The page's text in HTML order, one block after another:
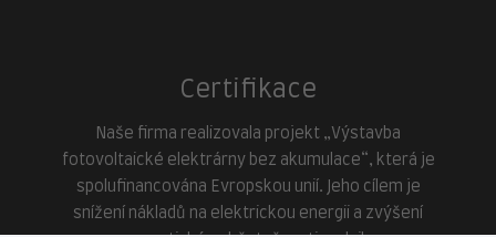
Certifikace
Naše firma realizovala projekt „Výstavba
fotovoltaické elektrárny bez akumulace“, která je
spolufinancována Evropskou unií. Jeho cílem je
snížení nákladů na elektrickou energii a zvýšení